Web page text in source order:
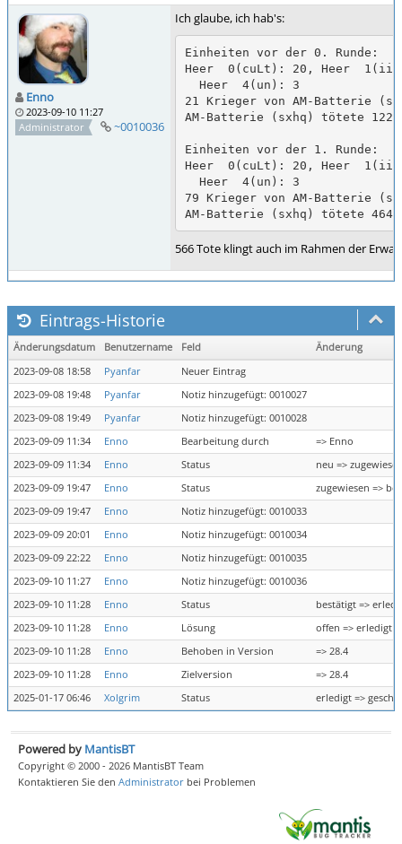
Enno
2023-09-10 11:27
Administrator
~0010036
Ich glaube, ich hab's:
Einheiten vor der 0. Runde:
Heer  0(cuLt): 20, Heer
21 Krieger von AM-Batterie
AM-Batterie (sxhq) tötete 122
Einheiten vor der 1. Runde:
Heer  0(cuLt): 20, Heer
79 Krieger von AM-Batterie
AM-Batterie (sxhq) tötete 464
566 Tote klingt auch im Rahmen der
Eintrags-Historie
Änderungsdatum Benutzername Feld
Änderung
2023-09-08 18:58
Pyanfar
Neuer Eintrag
2023-09-08 19:48
Pyanfar
Notiz hinzugefügt: 0010027
2023-09-08 19:49
Pyanfar
Notiz hinzugefügt: 0010028
2023-09-09 11:34
Enno Bearbeitung durch
=> Enno
2023-09-09 11:34
Enno Status
neu =>
2023-09-09 19:47
Enno Status
zugewiesen =>
2023-09-09 19:47
Enno
Notiz hinzugefügt: 0010033
2023-09-09 20:01
Enno
Notiz hinzugefügt: 0010034
2023-09-09 22:22
Enno
Notiz hinzugefügt: 0010035
2023-09-10 11:27
Enno
Notiz hinzugefügt: 0010036
2023-09-10 11:28
Enno Status
bestätigt =>
2023-09-10 11:28
Enno Lösung
offen => erledigt
2023-09-10 11:28
Enno Behoben in Version
=> 28.4
2023-09-10 11:28
Enno Zielversion
=> 28.4
2025-01-17 06:46
Xolgrim Status erledigt =>
Powered by MantisBT
Copyright © 2000 - 2026 MantisBT Team
Kontaktieren Sie den Administrator bei Problemen